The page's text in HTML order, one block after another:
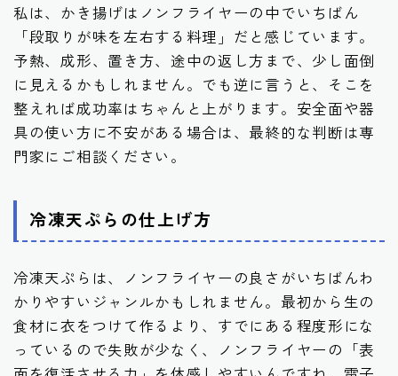
私は、かき揚げはノンフライヤーの中でいちばん
「段取りが味を左右する料理」だと感じています。
予熱、成形、置き方、途中の返し方まで、少し面倒
に見えるかもしれません。でも逆に言うと、そこを
整えれば成功率はちゃんと上がります。安全面や器
具の使い方に不安がある場合は、最終的な判断は専
門家にご相談ください。
冷凍天ぷらの仕上げ方
冷凍天ぷらは、ノンフライヤーの良さがいちばんわ
かりやすいジャンルかもしれません。最初から生の
食材に衣をつけて作るより、すでにある程度形にな
っているので失敗が少なく、ノンフライヤーの「表